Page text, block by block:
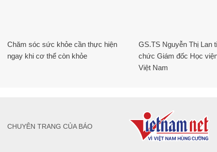
Chăm sóc sức khỏe cần thực hiện
ngay khi cơ thể còn khỏe
GS.TS Nguyễn Thị Lan
chức Giám đốc Học
Việt Nam
CHUYÊN TRANG CỦA BÁO